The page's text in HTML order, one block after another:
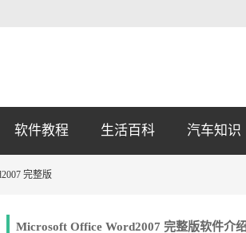
软件教程 生活百科 汽车知识
完整版
Microsoft Office Word2007 完整版软件介